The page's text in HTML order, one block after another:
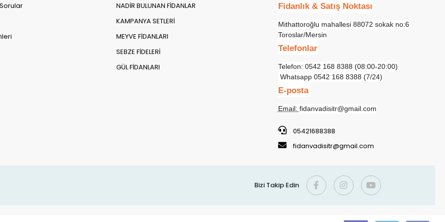
Üzümü Fidanı Budanmalı mı?
Üzümü Fidanı Kendine Verimli midir?
Üzümü Fidanı Saksıda Yetişir mi?
Üzümü Fidanı Hangi Zararlılar ve Hastalıklarla Karşılaşır?
Üzümü Fidanı Kışın Korunmalı mı?
Üzümü Fidanı Hangi Bitkilerle Uyumlu Dikilebilir?
Üzümü Fidanı ile İlgili Sık Sorulan
NADİR BULUNAN FİDANLAR
KAMPANYA SETLERİ
MEYVE FİDANLARI
SEBZE FİDELERİ
GÜL FİDANLARI
Fidanlık & Satış Noktası
Mithattoroğlu mahallesi 88072 sokak no:6
Toroslar/Mersin
Telefonlar
Telefon: 0542 168 8388 (08:00-20:00)
Whatsapp 0542 168 8388 (7/24)
E-posta
Email: fidanvadisitr@gmail.com
05421688388
fidanvadisitr@gmail.com
Bizi Takip Edin